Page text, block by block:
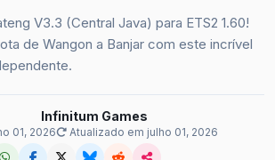
Simulator
V3.3 (Central Java) para ETS2 1.60!
de Wangon a Banjar com este incrível
Infinitum Games
01, 2026 Atualizado em julho 01, 2026